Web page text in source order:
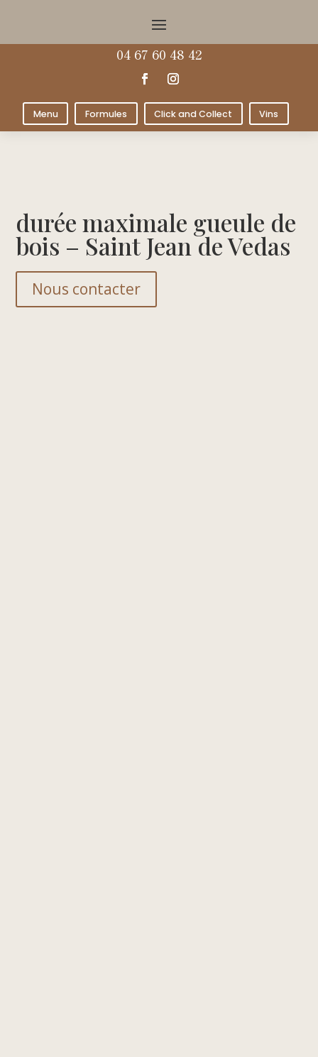
04 67 60 48 42
Menu Formules Click and Collect Vins
durée maximale gueule de
bois – Saint Jean de Vedas
Nous contacter